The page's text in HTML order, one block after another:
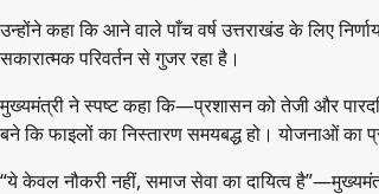
उन्होंने कहा कि आने वाले पाँच वर्ष उत्तराखंड के लिए
सकारात्मक परिवर्तन से गुजर रहा है।
मुख्यमंत्री ने स्पष्ट कहा कि—प्रशासन को तेजी और
बने कि फाइलों का निस्तारण समयबद्ध हो। योजनाओं का
“ये केवल नौकरी नहीं, समाज सेवा का दायित्व